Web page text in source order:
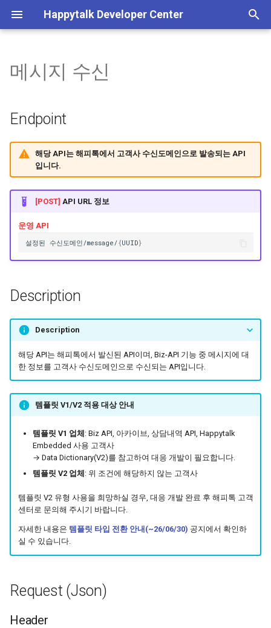
Happytalk Developer Center
화
템플릿 타입 전환 안내
챗봇 대화 내역 조회 API 종료
안내(~26/06/30)
상담방 생성
상담 종료
메시지 발신
이전 상담사 연결 가능 여부
상담 가능/불가 상담원 인원
상담 대기 상담방 개수
Endpoint
Description
Request (Json)
Header
Body
Example
Response (Json)
Parameter
Example
Data Dictionary(V1)
Data Dictionary(V2)
기본 정보
고객 정보 관리
상담 내역 조회 상담방 번호 검색
고급 설정
계정&시스템 관리
아카이브
채팅 전송 파일
상담 배정
상담원 자동 배정
API 실패 코드
JWT(토큰) 발급
기본 정보
발신프로필 조회
채널 관리 상담시간 조회
시스템 메시지 조회
상담 연결
챗봇 대화 내역 조회
메시지 수신
사용자 메시지 수신
메시지 전송
상담 종료
사용자 차단 관리
파일 업로드
비즈니스폼 업로드
코드 정의
상담톡 버튼 가이드 ↗
기본 정보
Happytalk Embedded
상담하기
메시지 수신
Endpoint
해당 API는 해피톡에서 고객사 수신도메인으로 발송되는 API
입니다.
[POST] API URL 정보
운영 API
설정된 수신도메인/message/{UUID}
Description
Description
해당 API는 해피톡에서 발신된 API이며, Biz-API 기능 중 메시지에 대
한 정보를 고객사 수신도메인으로 수신되는 API입니다.
템플릿 V1/V2 적용 대상 안내
템플릿 V1 업체 : Biz API, 아카이브, 상담내역 API, Happytalk
Embedded 사용 고객사
→ Data Dictionary(V2)를 참고하여 대응 개발이 필요합니다.
템플릿 V2 업체 : 위 조건에 해당하지 않는 고객사
템플릿 V2 유형 사용을 희망하실 경우, 대응 개발 완료 후 해피톡 고객
센터로 문의해 주시기 바랍니다.
자세한 내용은 템플릿 타입 전환 안내(~26/06/30) 공지에서 확인하
실 수 있습니다.
Request (Json)
Header